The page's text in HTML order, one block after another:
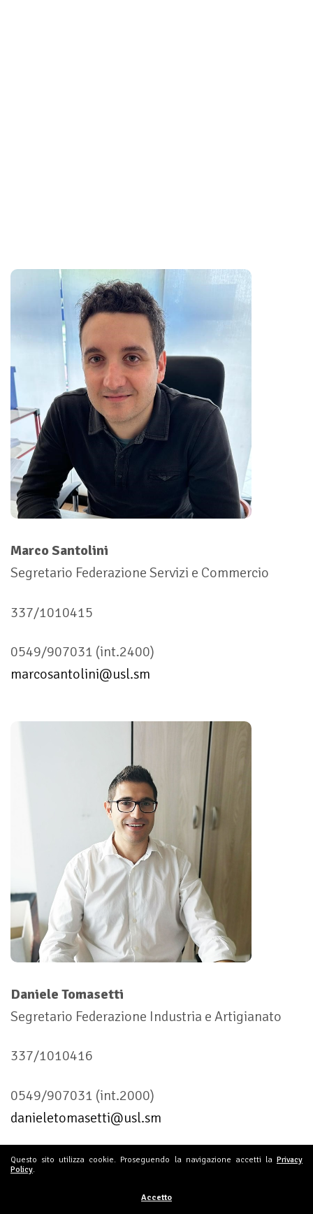
Marco Santolini
Segretario Federazione Servizi e Commercio
337/1010415
0549/907031 (int.2400)
marcosantolini@usl.sm
Daniele Tomasetti
Segretario Federazione Industria e Artigianato
337/1010416
0549/907031 (int.2000)
danieletomasetti@usl.sm
Questo sito utilizza cookie. Proseguendo la navigazione accetti la Privacy
Policy.
Accetto